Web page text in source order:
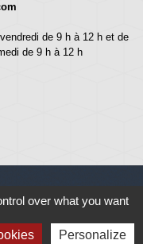
de 9 h à 12 h et de
de 9 h à 12 h
over what you want
Personalize